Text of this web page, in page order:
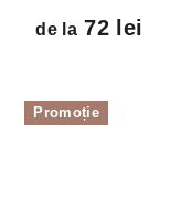
de la72 lei
Promoție